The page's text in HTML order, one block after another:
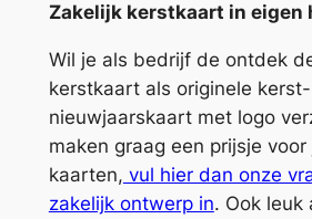
tZakelijk kerstkaart in eigen
Wil je als bedrijf de ontdek
kerstkaart als originele
nieuwjaarskaart met logo
maken graag een prijsje
kaarten, vul hier dan onze
zakelijk ontwerp in. Ook leuk